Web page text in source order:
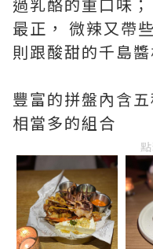
最正， 微辣又帶
則跟酸甜的千島
豐富的拼盤內含
相當多的組合